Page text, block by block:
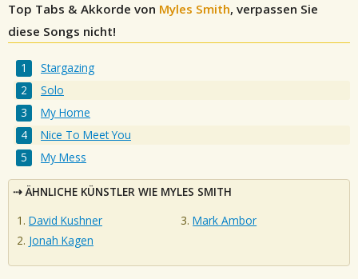
Top Tabs & Akkorde von Myles Smith, verpassen Sie
diese Songs nicht!
Stargazing
Solo
My Home
Nice To Meet You
My Mess
ÄHNLICHE KÜNSTLER WIE MYLES SMITH
David Kushner
Jonah Kagen
Mark Ambor